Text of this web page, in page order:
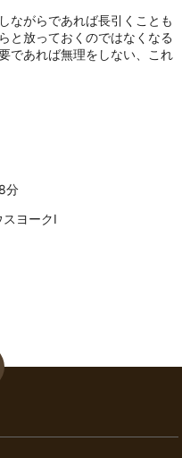
ながらであれば長引くことも
と放っておくのではなくなる
であれば無理をしない、これ
分
ヨークⅠ